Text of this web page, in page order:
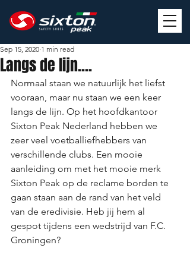
Langs de lijn....
Sep 15, 2020 1 min read
Normaal staan we natuurlijk het liefst
vooraan, maar nu staan we een keer
langs de lijn. Op het hoofdkantoor
Sixton Peak Nederland hebben we
zeer veel voetballiefhebbers van
verschillende clubs. Een mooie
aanleiding om met het mooie merk
Sixton Peak op de reclame borden te
gaan staan aan de rand van het veld
van de eredivisie. Heb jij hem al
gespot tijdens een wedstrijd van F.C.
Groningen?